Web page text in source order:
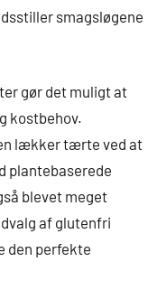
smagsløgene
gør det muligt at
kostbehov.
lækker tærte ved at
plantebaserede
blevet meget
af glutenfri
den perfekte